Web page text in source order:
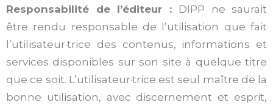
Responsabilité de l’éditeur : DIPP ne saurait
être rendu responsable de l’utilisation que fait
l’utilisateur·trice des contenus, informations et
services disponibles sur son site à quelque titre
que ce soit. L’utilisateur·trice est seul maître de la
bonne utilisation, avec discernement et esprit,